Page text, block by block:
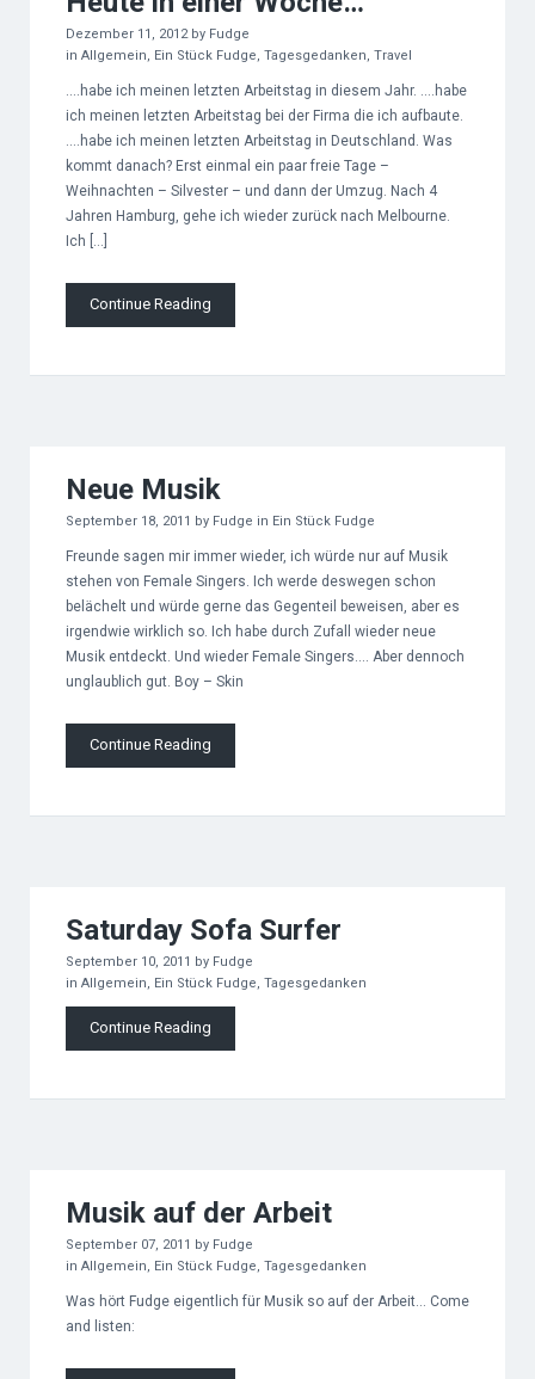
Dezember 11, 2012 by Fudge
in Allgemein, Ein Stück Fudge, Tagesgedanken, Travel
….habe ich meinen letzten Arbeitstag in diesem Jahr. ….habe
ich meinen letzten Arbeitstag bei der Firma die ich aufbaute.
….habe ich meinen letzten Arbeitstag in Deutschland. Was
kommt danach? Erst einmal ein paar freie Tage –
Weihnachten – Silvester – und dann der Umzug. Nach 4
Jahren Hamburg, gehe ich wieder zurück nach Melbourne.
Ich […]
Continue Reading
Neue Musik
September 18, 2011 by Fudge in Ein Stück Fudge
Freunde sagen mir immer wieder, ich würde nur auf Musik
stehen von Female Singers. Ich werde deswegen schon
belächelt und würde gerne das Gegenteil beweisen, aber es
irgendwie wirklich so. Ich habe durch Zufall wieder neue
Musik entdeckt. Und wieder Female Singers…. Aber dennoch
unglaublich gut. Boy – Skin
Continue Reading
Saturday Sofa Surfer
September 10, 2011 by Fudge
in Allgemein, Ein Stück Fudge, Tagesgedanken
Continue Reading
Musik auf der Arbeit
September 07, 2011 by Fudge
in Allgemein, Ein Stück Fudge, Tagesgedanken
Was hört Fudge eigentlich für Musik so auf der Arbeit… Come
and listen: